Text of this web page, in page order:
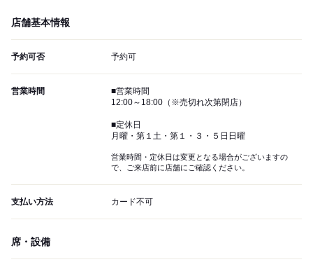
店舗基本情報
予約可否 予約可
営業時間
■営業時間
12:00～18:00（※売切れ次第閉店）
■定休日
月曜・第１土・第１・３・５日日曜
営業時間・定休日は変更となる場合がございますの
で、ご来店前に店舗にご確認ください。
支払い方法 カード不可
席・設備